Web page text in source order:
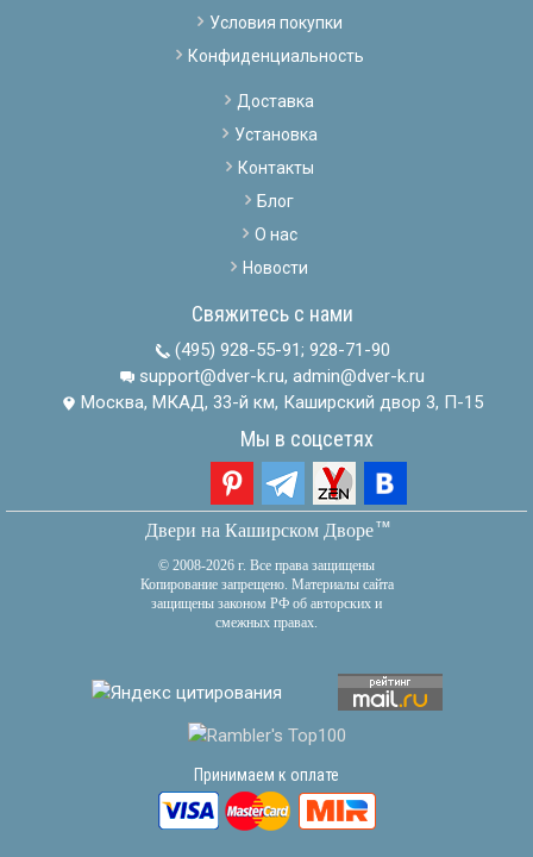
Условия покупки
Конфиденциальность
Доставка
Установка
Контакты
Блог
О нас
Новости
Свяжитесь с нами
(495) 928-55-91; 928-71-90
support@dver-k.ru, admin@dver-k.ru
Москва, МКАД, 33-й км, Каширский двор 3, П-15
Мы в соцсетях
Двери на Каширском Дворетм
© 2008-2026 г. Все права защищены
Копирование запрещено. Материалы сайта
защищены законом РФ об авторских и
смежных правах.
Принимаем к оплате